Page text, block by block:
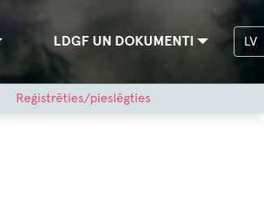
LDGF UN DOKUMENTI LV
Reģistrēties/pieslēgties